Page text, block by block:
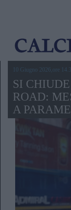
10 Giugno 2026,ore
SI
ROAD:
A